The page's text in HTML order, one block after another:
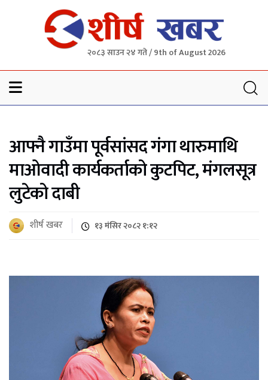
२०८३ साउन २४ गते / 9th of August 2026
आफ्नै गाउँमा पूर्वसांसद गंगा थारुमाथि
माओवादी कार्यकर्ताको कुटपिट, मंगलसूत्र
लुटेको दाबी
शीर्ष खबर १३ मंसिर २०८२ १:१२